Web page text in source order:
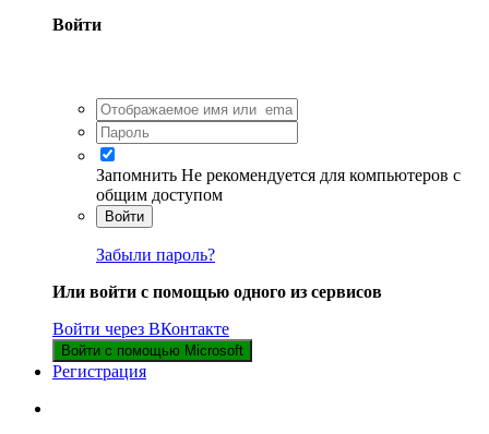
Войти
Запомнить Не рекомендуется для компьютеров с
общим доступом
Войти
Забыли пароль?
Или войти с помощью одного из сервисов
Войти через ВКонтакте
Войти с помощью Microsoft
Регистрация